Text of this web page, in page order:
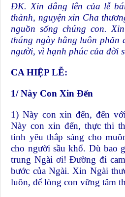
ĐK. Xin dâng lên của lễ
thành, nguyện xin Cha
nguồn sống chúng con.
tháng ngày hằng luôn phấn
người, vì hạnh phúc của đời
CA HIỆP LỄ:
1/ Này Con Xin Đến
1) Này con xin đến, đến
Này con xin đến, thực thi
tình yêu thắp sáng cho
cho người sầu khổ. Dù bao
trung Ngài ơi! Đường đi
bước của Ngài. Xin Ngài
luôn, để lòng con vững tâm